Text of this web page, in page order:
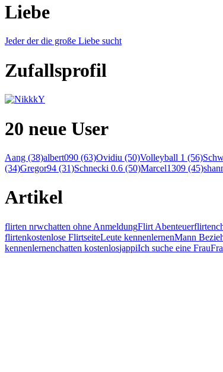
Liebe
Jeder der die große Liebe sucht
Zufallsprofil
20 neue User
Aang (38)albert090 (63)Ovidiu (50)Volleyball 1 (56)
(34)Gregor94 (31)Schnecki 0.6 (50)Marcel1309 (45)
Artikel
flirten nrwchatten ohne AnmeldungFlirt Abenteuerflirten
flirtenkostenlose FlirtseiteLeute kennenlernenMann
kennenlernenchatten kostenlosjappiIch suche eine Frau